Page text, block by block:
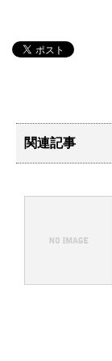
関連記事